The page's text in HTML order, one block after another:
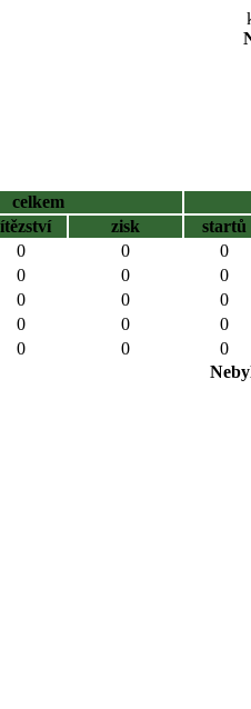
celkem
zisk
startů
0 0
0
0 0
0
0 0
0
0 0
0
0 0
0